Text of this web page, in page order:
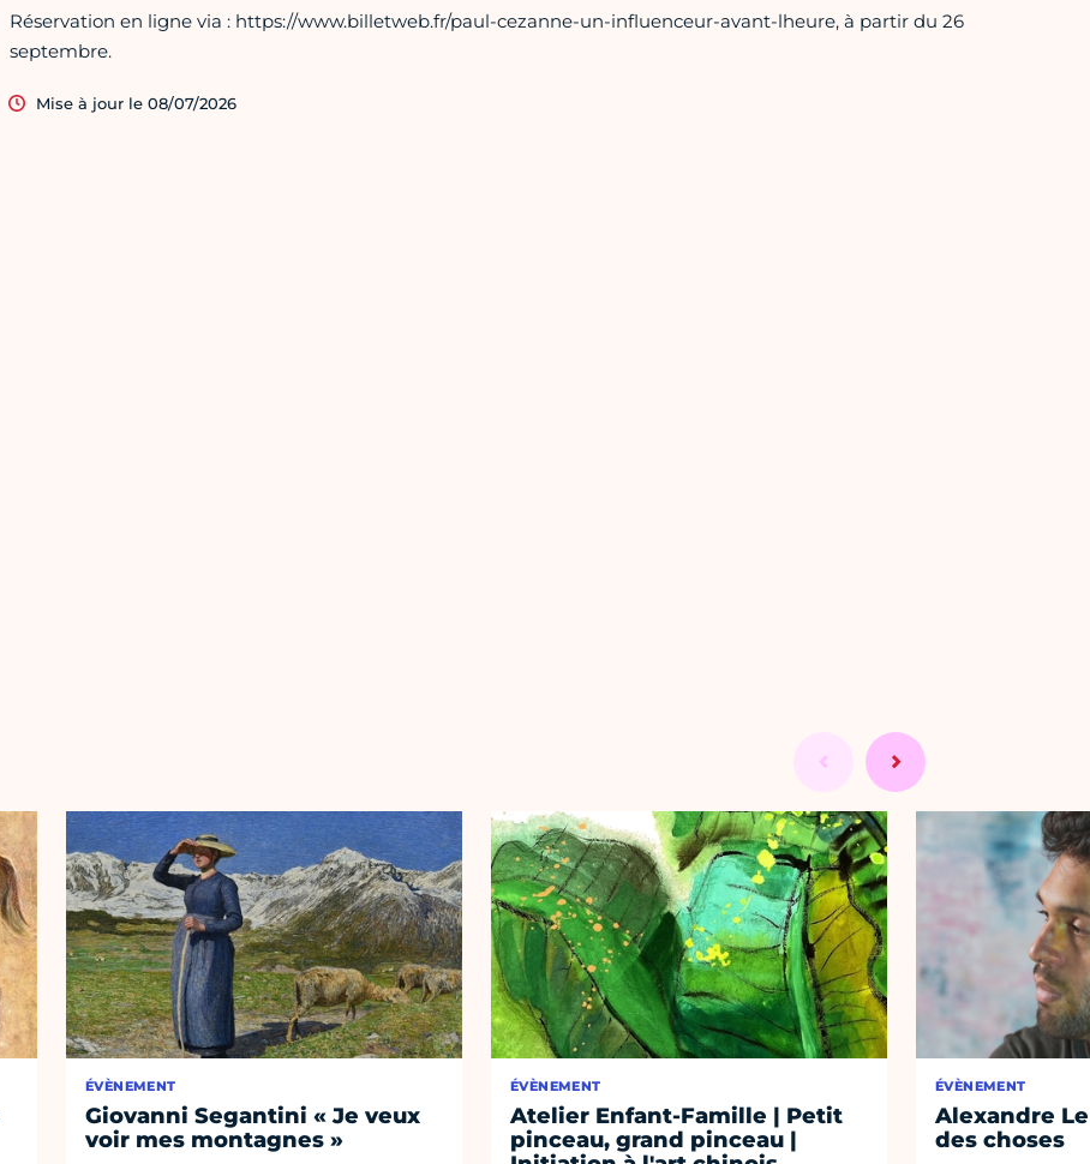
Réservation en ligne via : https://www.billetweb.fr/paul-cezanne-un-influenceur-avant-lheure, à partir du 26
septembre.
Mise à jour le 08/07/2026
ÉVÈNEMENT
Giovanni Segantini « Je veux
voir mes montagnes »
ÉVÈNEMENT
Atelier Enfant-Famille | Petit
pinceau, grand pinceau |
ÉVÈNEMENT
Alexandre
des choses